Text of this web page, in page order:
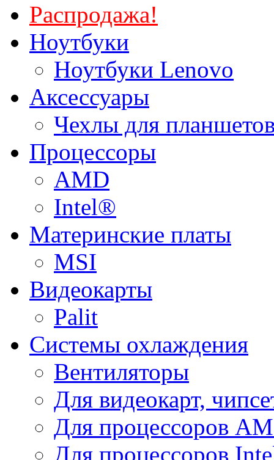
Распродажа!
Ноутбуки
Ноутбуки Lenovo
Аксессуары
Чехлы для
Процессоры
AMD
Intel®
Материнские платы
MSI
Видеокарты
Palit
Системы охлаждения
Вентиляторы
Для видеокарт,
Для процессоров
Для процессоров